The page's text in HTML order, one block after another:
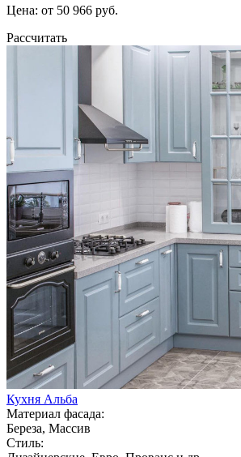
Цена: от 50 966 руб.
Рассчитать
Кухня Альба
Материал фасада:
Береза, Массив
Стиль: